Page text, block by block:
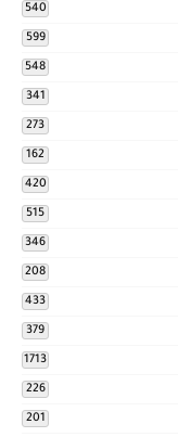
540
599
548
341
273
162
420
515
346
208
433
379
1713
226
201